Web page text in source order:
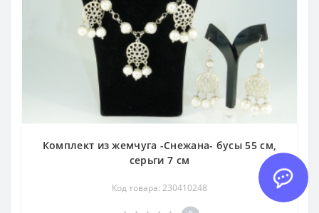
Комплект из жемчуга -Снежана- бусы 55 см,
серьги 7 см
Код товара: 230410248